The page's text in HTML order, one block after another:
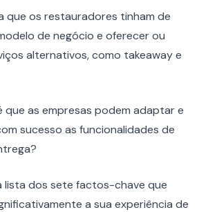
que os restauradores tinham de
de negócio e oferecer ou
alternativos, como takeaway e
que as empresas podem adaptar e
sucesso as funcionalidades de
lista dos sete factos-chave que
a sua experiência de